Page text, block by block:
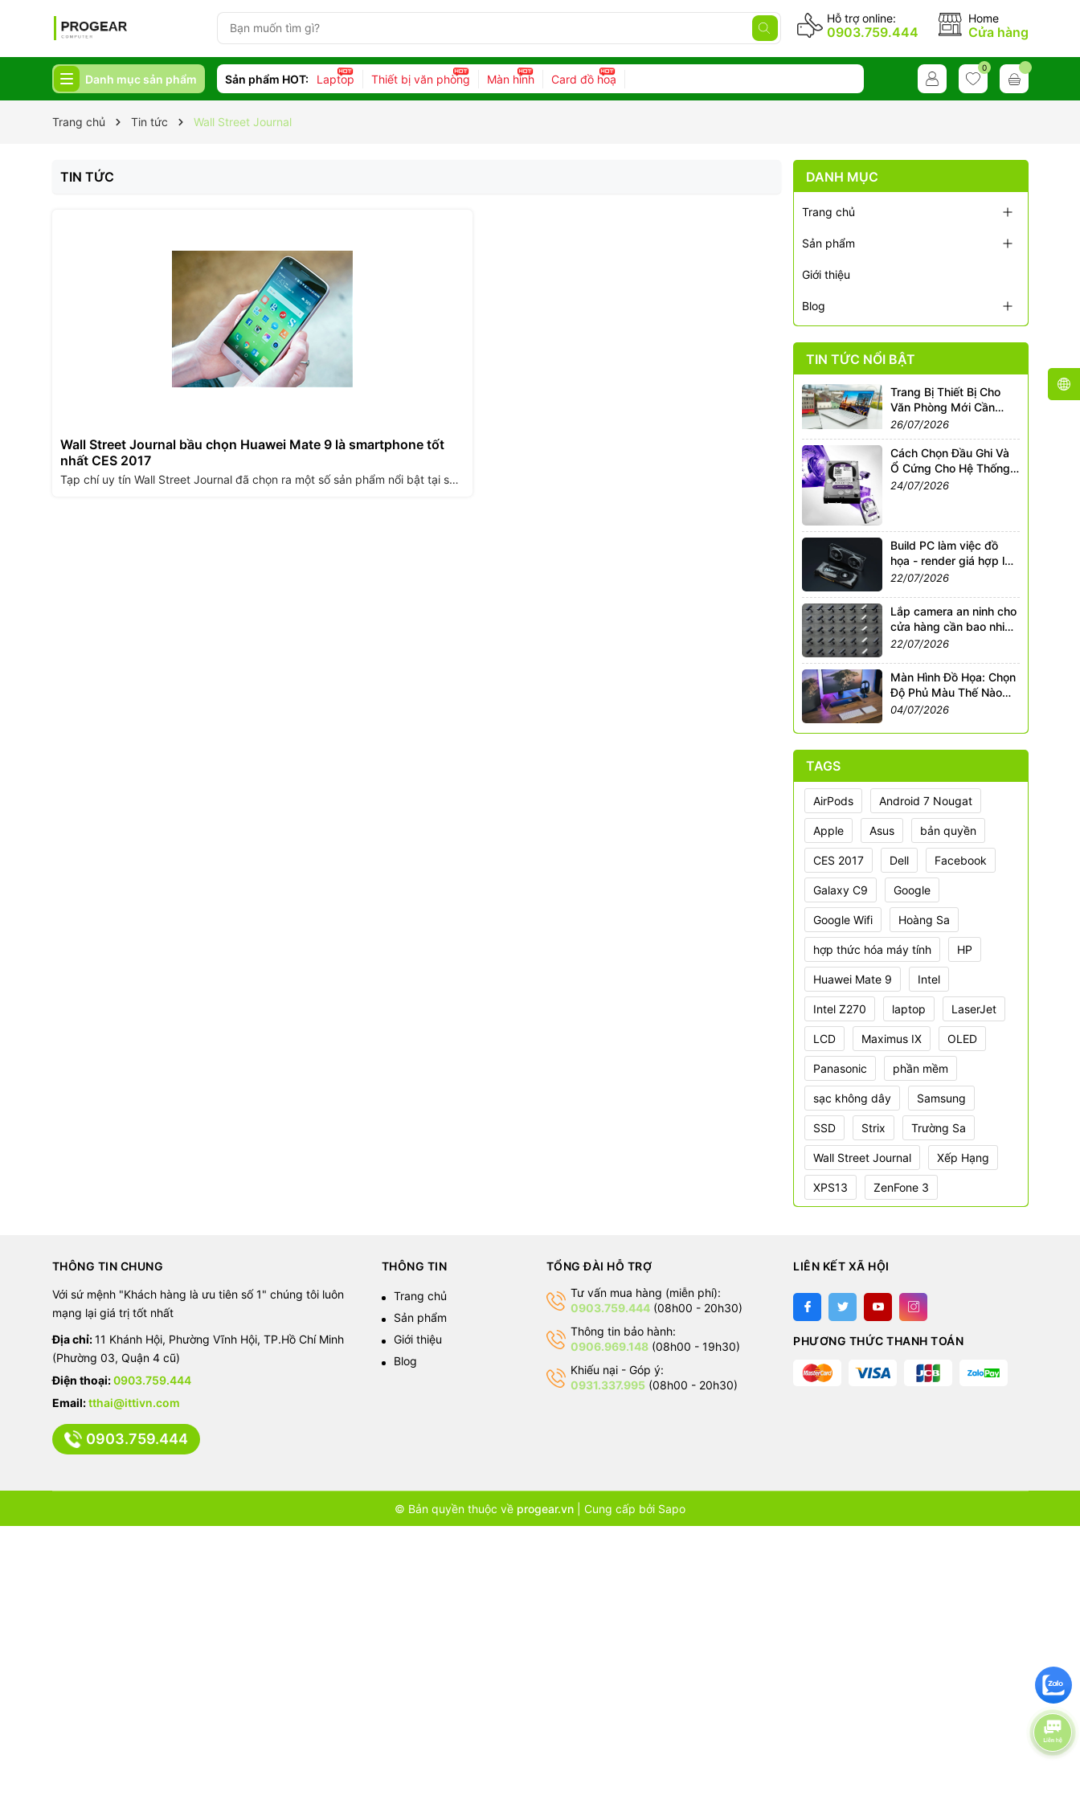
Hỗ trợ online:
0903.759.444
Home
Cửa hàng
Danh mục sản phẩm Sản phẩm HOT: Laptop Thiết bị văn phòng Màn hình Card đồ hoạ
0
Trang chủ Tin tức Wall Street Journal
TIN TỨC
Wall Street Journal bầu chọn Huawei Mate 9 là smartphone tốt
nhất CES 2017
Tạp chí uy tín Wall Street Journal đã chọn ra một số sản phẩm nổi bật tại sự kiện CES 2017 như ch...
DANH MỤC
Trang chủ
Sản phẩm
Giới thiệu
Blog
TIN TỨC NỔI BẬT
Trang Bị Thiết Bị Cho
Văn Phòng Mới Cần
Những Gì?
26/07/2026
Cách Chọn Đầu Ghi Và
Ổ Cứng Cho Hệ Thống
Camera An Ninh
24/07/2026
Build PC làm việc đồ
họa - render giá hợp lý
2026
22/07/2026
Lắp camera an ninh cho
cửa hàng cần bao nhiêu
mắt?
22/07/2026
Màn Hình Đồ Họa: Chọn
Độ Phủ Màu Thế Nào
Cho Chuẩn?
04/07/2026
TAGS
AirPods Android 7 Nougat
Apple Asus bản quyền
CES 2017 Dell Facebook
Galaxy C9 Google
Google Wifi Hoàng Sa
hợp thức hóa máy tính HP
Huawei Mate 9 Intel
Intel Z270 laptop LaserJet
LCD Maximus IX OLED
Panasonic phần mềm
sạc không dây Samsung
SSD Strix Trường Sa
Wall Street Journal Xếp Hạng
XPS13 ZenFone 3
THÔNG TIN CHUNG
Với sứ mệnh "Khách hàng là ưu tiên số 1" chúng tôi luôn
mạng lại giá trị tốt nhất
Địa chỉ:11 Khánh Hội, Phường Vĩnh Hội, TP.Hồ Chí Minh
(Phường 03, Quận 4 cũ)
Điện thoại:0903.759.444
Email:tthai@ittivn.com
0903.759.444
THÔNG TIN
Trang chủ
Sản phẩm
Giới thiệu
Blog
TỔNG ĐÀI HỖ TRỢ
Tư vấn mua hàng (miễn phí):
0903.759.444(08h00 - 20h30)
Thông tin bảo hành:
0906.969.148(08h00 - 19h30)
Khiếu nại - Góp ý:
0931.337.995(08h00 - 20h30)
LIÊN KẾT XÃ HỘI
PHƯƠNG THỨC THANH TOÁN
© Bản quyền thuộc về progear.vn Cung cấp bởi Sapo